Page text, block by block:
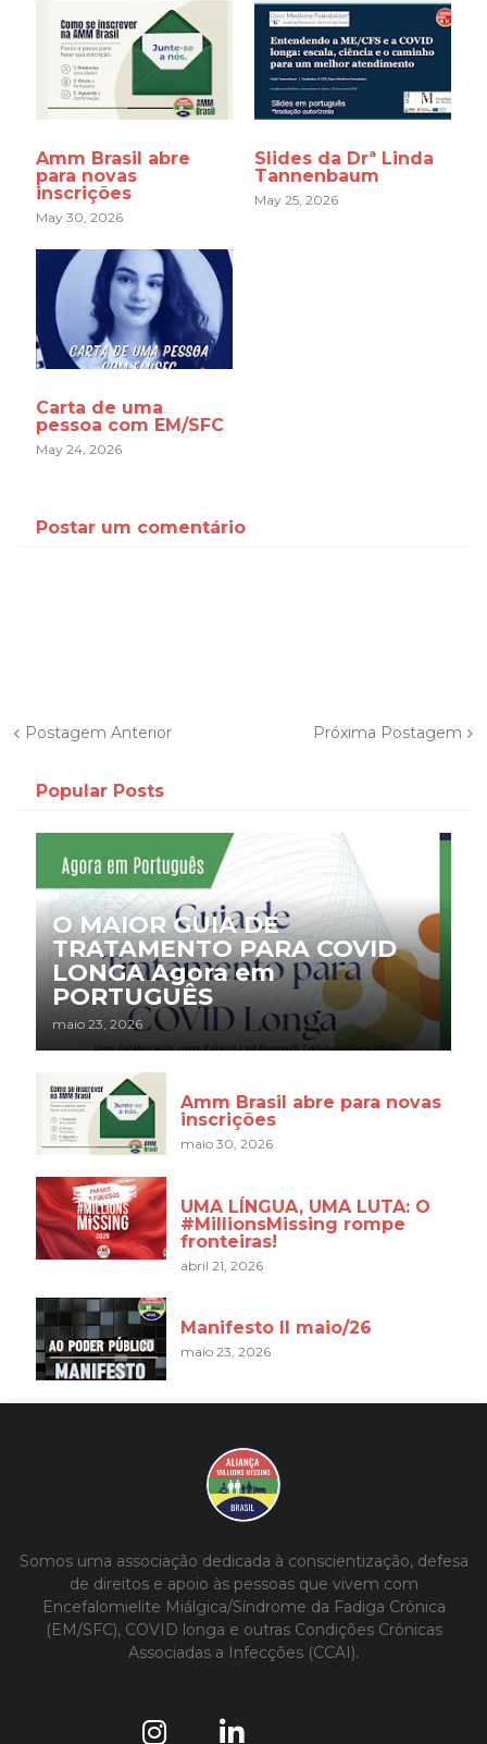
Amm Brasil abre
para novas
inscrições
May 30, 2026
Slides da Drª Linda
Tannenbaum
May 25, 2026
Carta de uma
pessoa com EM/SFC
May 24, 2026
Postar um comentário
Postagem Anterior Próxima Postagem
Popular Posts
O MAIOR GUIA DE
TRATAMENTO PARA COVID
LONGA Agora em
PORTUGUÊS
maio 23, 2026
Amm Brasil abre para novas
inscrições
maio 30, 2026
UMA LÍNGUA, UMA LUTA: O
#MillionsMissing rompe
fronteiras!
abril 21, 2026
Manifesto II maio/26
maio 23, 2026
Somos uma associação dedicada à conscientização, defesa
de direitos e apoio às pessoas que vivem com
Encefalomielite Miálgica/Síndrome da Fadiga Crônica
(EM/SFC), COVID longa e outras Condições Crônicas
Associadas a Infecções (CCAI).